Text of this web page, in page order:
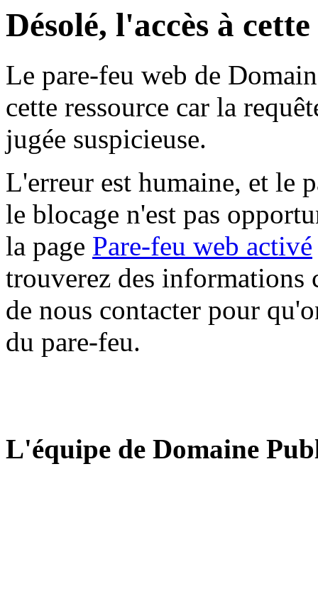
Désolé, l'accès à
Le pare-feu web de
cette ressource car la
jugée suspicieuse.
L'erreur est humaine, et le
le blocage n'est pas
la page Pare-feu web activé
trouverez des informations
de nous contacter pour
du pare-feu.
L'équipe de Domaine